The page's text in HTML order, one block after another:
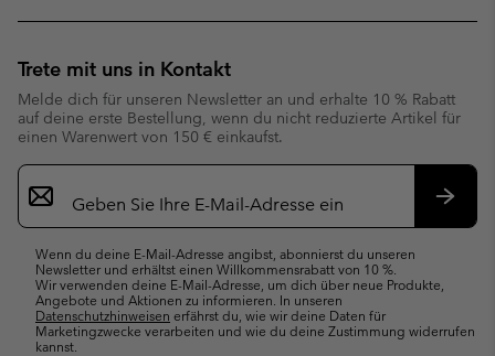
Trete mit uns in Kontakt
Melde dich für unseren Newsletter an und erhalte 10 % Rabatt
auf deine erste Bestellung, wenn du nicht reduzierte Artikel für
einen Warenwert von 150 € einkaufst.
Newsletter-
Anmeldung
Wenn du deine E-Mail-Adresse angibst, abonnierst du unseren
Newsletter und erhältst einen Willkommensrabatt von 10 %.
Wir verwenden deine E-Mail-Adresse, um dich über neue Produkte,
Angebote und Aktionen zu informieren. In unseren
Datenschutzhinweisen erfährst du, wie wir deine Daten für
Marketingzwecke verarbeiten und wie du deine Zustimmung widerrufen
kannst.